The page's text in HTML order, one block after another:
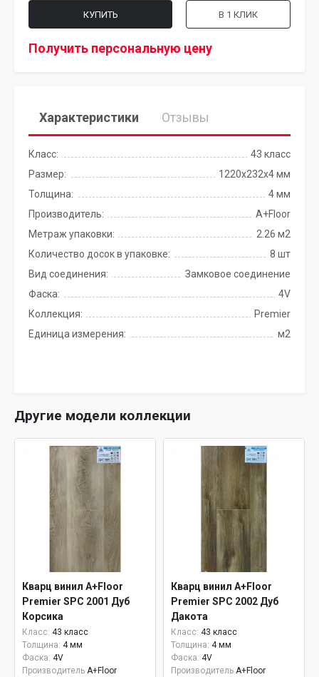
КУПИТЬ В 1 КЛИК
Получить персональную цену
Характеристики Отзывы
Класс:
43 класс
Размер:
1220х232х4 мм
Толщина:
4 мм
Производитель:
A+Floor
Метраж упаковки:
2.26 м2
Количество досок в упаковке:
8 шт
Вид соединения:
Замковое соединение
Фаска:
4V
Коллекция:
Premier
Единица измерения:
м2
Другие модели коллекции
Кварц винил A+Floor
Premier SPC 2001 Дуб
Корсика
Класс: 43 класс
Толщина: 4 мм
Фаска: 4V
Производитель A+Floor
Кварц винил A+Floor
Premier SPC 2002 Дуб
Дакота
Класс: 43 класс
Толщина: 4 мм
Фаска: 4V
Производитель A+Floor